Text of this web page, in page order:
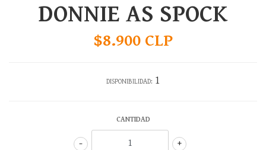
DONNIE AS SPOCK
$8.900 CLP
DISPONIBILIDAD: 1
CANTIDAD
+
-